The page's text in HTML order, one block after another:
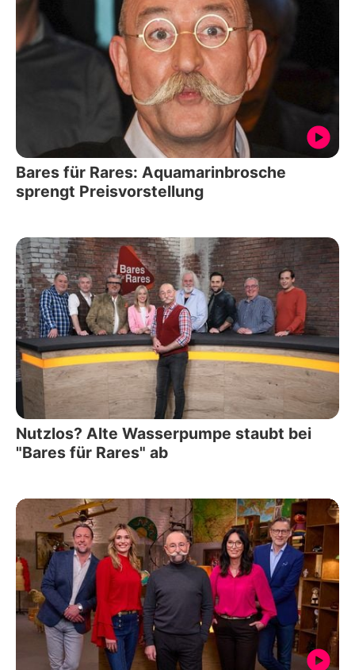
Bares für Rares: Aquamarinbrosche
sprengt Preisvorstellung
Nutzlos? Alte Wasserpumpe staubt bei
"Bares für Rares" ab